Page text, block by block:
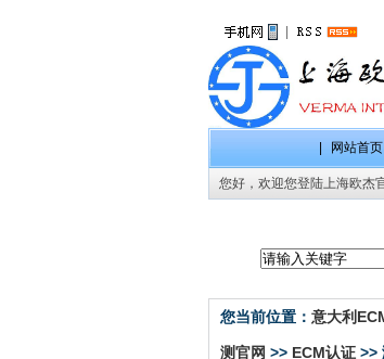
网站首页
您好，欢迎您登陆上海欧杰
您当前位置： 意大利
测官网 >> ECM认证 >>